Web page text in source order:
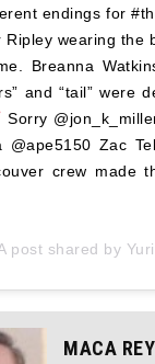
endings for
Ripley wearing the
Breanna
and “tail”
Sorry
@ape5150 Zac
crew
post shared by
MACA